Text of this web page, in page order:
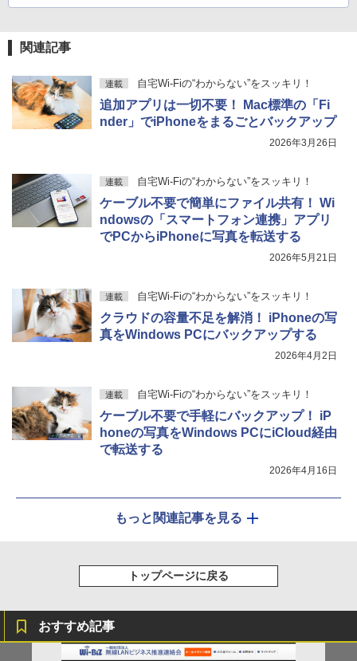
関連記事
連載 自宅Wi-Fiの“わからない”をスッキリ！
追加アプリは一切不要！ Mac標準の「Fi
nder」でiPhoneをまるごとバックアップ
2026年3月26日
連載 自宅Wi-Fiの“わからない”をスッキリ！
ケーブル不要で簡単にファイル共有！ Wi
ndowsの「スマートフォン連携」アプリ
でPCからiPhoneに写真を転送する
2026年5月21日
連載 自宅Wi-Fiの“わからない”をスッキリ！
クラウドの容量不足を解消！ iPhoneの写
真をWindows PCにバックアップする
2026年4月2日
連載 自宅Wi-Fiの“わからない”をスッキリ！
ケーブル不要で手軽にバックアップ！ iP
honeの写真をWindows PCにiCloud経由
で転送する
2026年4月16日
もっと関連記事を見る
トップページに戻る
おすすめ記事